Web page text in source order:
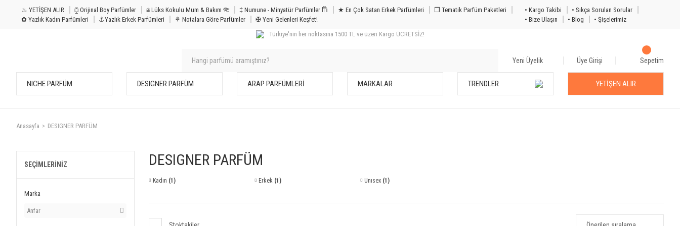
♨ YETİŞEN ALIR ⧮ Orijinal Boy Parfümler ⩭ Lüks Kokulu Mum & Bakım 𐦝 ‡ Numune - Minyatür Parfümler 𐙏 ★ En Çok Satan Erkek Parfümleri
❒ Tematik Parfüm Paketleri
✿ Yazlık Kadın Parfümleri
⚓Yazlık Erkek Parfümleri ⚘ Notalara Göre Parfümler ✠ Yeni Gelenleri Keşfet!
• Kargo Takibi
• Sıkça Sorulan Sorular
• Bize Ulaşın
• Blog
• Şişelerimiz
Türkiye'nin her noktasına 1500 TL ve üzeri Kargo ÜCRETSİZ!
Yeni Üyelik Üye Girişi Sepetim
NICHE PARFÜM DESIGNER PARFÜM ARAP PARFÜMLERİ MARKALAR TRENDLER YETİŞEN ALIR
Anasayfa DESIGNER PARFÜM
SEÇIMLERINIZ
Marka
Anfar
DESIGNER PARFÜM
Kadın (1) Erkek (1) Unısex (1)